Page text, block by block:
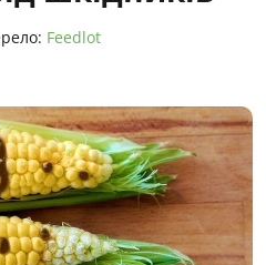
Feedlot